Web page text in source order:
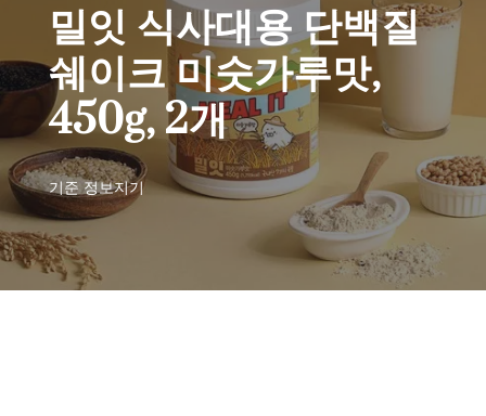
밀잇 식사대용 단백질
쉐이크 미숫가루맛,
450g, 2개
기준정보지기